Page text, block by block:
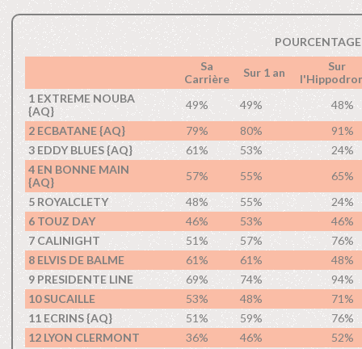
Sa
Carrière
Sur 1 an
Sur
1 EXTREME NOUBA
{AQ}
49% 49%
48%
2 ECBATANE {AQ}
79% 80%
91%
3 EDDY BLUES {AQ}
61% 53%
24%
4 EN BONNE MAIN
{AQ}
57% 55%
65%
5 ROYALCLETY
48% 55%
24%
6 TOUZ DAY
46% 53%
46%
7 CALINIGHT
51% 57%
76%
8 ELVIS DE BALME
61% 61%
48%
9 PRESIDENTE LINE
69% 74%
94%
10 SUCAILLE
53% 48%
71%
11 ECRINS {AQ}
51% 59%
76%
12 LYON CLERMONT
36% 46%
52%